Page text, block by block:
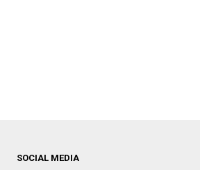
SOCIAL MEDIA